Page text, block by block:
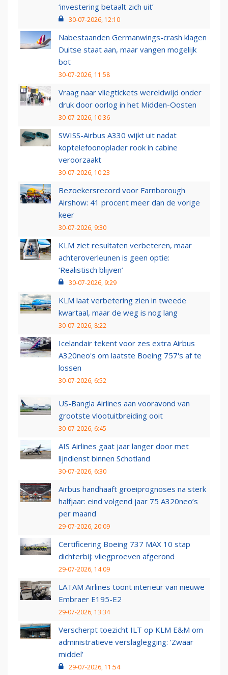
‘investering betaalt zich uit’
30-07-2026, 12:10
Nabestaanden Germanwings-crash klagen
Duitse staat aan, maar vangen mogelijk
bot
30-07-2026, 11:58
Vraag naar vliegtickets wereldwijd onder
druk door oorlog in het Midden-Oosten
30-07-2026, 10:36
SWISS-Airbus A330 wijkt uit nadat
koptelefoonoplader rook in cabine
veroorzaakt
30-07-2026, 10:23
Bezoekersrecord voor Farnborough
Airshow: 41 procent meer dan de vorige
keer
30-07-2026, 9:30
KLM ziet resultaten verbeteren, maar
achteroverleunen is geen optie:
‘Realistisch blijven’
30-07-2026, 9:29
KLM laat verbetering zien in tweede
kwartaal, maar de weg is nog lang
30-07-2026, 8:22
Icelandair tekent voor zes extra Airbus
A320neo's om laatste Boeing 757's af te
lossen
30-07-2026, 6:52
US-Bangla Airlines aan vooravond van
grootste vlootuitbreiding ooit
30-07-2026, 6:45
AIS Airlines gaat jaar langer door met
lijndienst binnen Schotland
30-07-2026, 6:30
Airbus handhaaft groeiprognoses na sterk
halfjaar: eind volgend jaar 75 A320neo’s
per maand
29-07-2026, 20:09
Certificering Boeing 737 MAX 10 stap
dichterbij: vliegproeven afgerond
29-07-2026, 14:09
LATAM Airlines toont interieur van nieuwe
Embraer E195-E2
29-07-2026, 13:34
Verscherpt toezicht ILT op KLM E&M om
administratieve verslaglegging: ‘Zwaar
middel’
29-07-2026, 11:54